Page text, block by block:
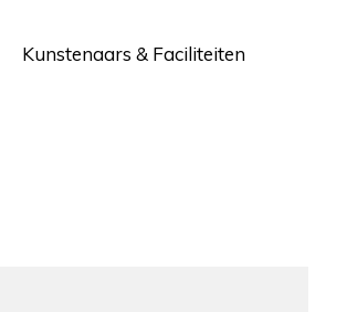
Kunstenaars & Faciliteiten